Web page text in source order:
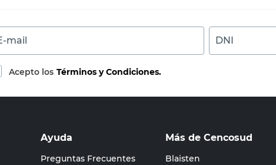
mail DNI
Acepto los Términos y Condiciones.
Ayuda
Preguntas Frecuentes
Más de Cencosud
Blaisten